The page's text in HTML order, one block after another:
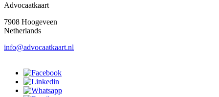
Advocaatkaart
7908 Hoogeveen
Netherlands
info@advocaatkaart.nl